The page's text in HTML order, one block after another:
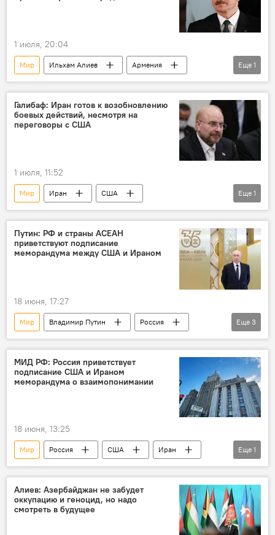
1 июля, 20:04
Мир Ильхам Алиев
Армения
Никол Пашинян
Еще 1
Галибаф: Иран готов к возобновлению
боевых действий, несмотря на
переговоры с США
1 июля, 11:52
Мир Иран
США
Боевые действия
Еще 1
Путин: РФ и страны АСЕАН
приветствуют подписание
меморандума между США и Ираном
18 июня, 17:27
Мир Владимир Путин
Россия
АСЕАН
США Иран
Еще 3
МИД РФ: Россия приветствует
подписание США и Ираном
меморандума о взаимопонимании
18 июня, 13:25
Мир Россия США
Иран
МИД
Еще 1
Алиев: Азербайджан не забудет
оккупацию и геноцид, но надо
смотреть в будущее